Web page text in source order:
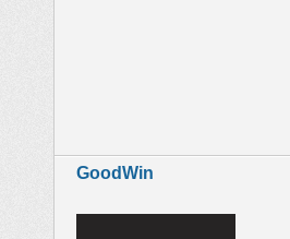
GoodWin